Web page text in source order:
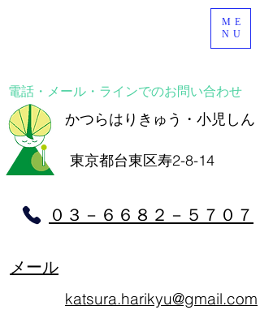
ME
NU
電話・メール・ラインでのお問い合わせ
東京都台東区寿2-8-14
​かつらはりきゅう・小児しん
​０３－６６８２－５７０７
メール
katsura.harikyu@gmail.com